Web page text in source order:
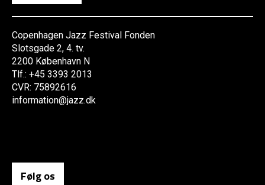
Copenhagen Jazz Festival Fonden
Slotsgade 2, 4. tv.
2200 København N
Tlf.: +45 3393 2013
CVR: 75892616
information@jazz.dk
Følg os